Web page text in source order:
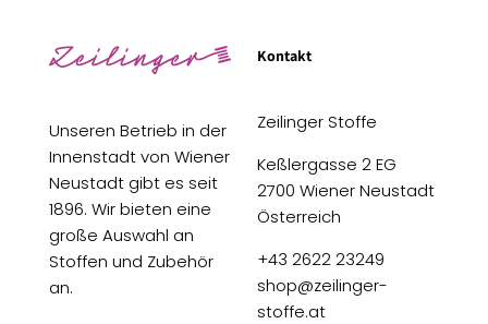
Unseren Betrieb in der
Innenstadt von Wiener
Neustadt gibt es seit
1896. Wir bieten eine
große Auswahl an
Stoffen und Zubehör
an.
Kontakt
Zeilinger Stoffe
Keßlergasse 2 EG
2700 Wiener Neustadt
Österreich
+43 2622 23249
shop@zeilinger-
stoffe.at